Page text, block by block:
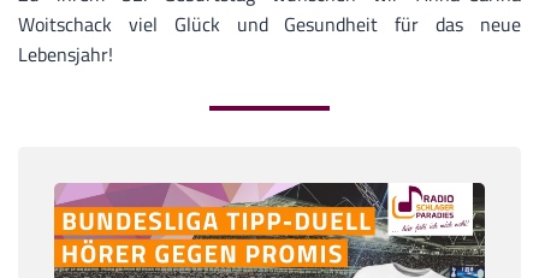
Woitschack viel Glück und Gesundheit für das neue
Lebensjahr!